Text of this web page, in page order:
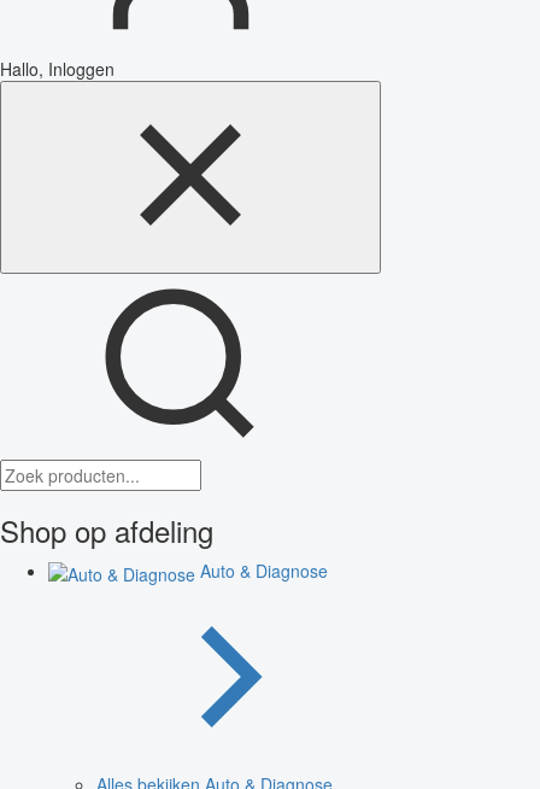
Hallo, Inloggen
Shop op afdeling
Auto & Diagnose
Alles bekijken Auto & Diagnose